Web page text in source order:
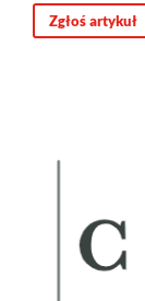
Zgłoś artykuł